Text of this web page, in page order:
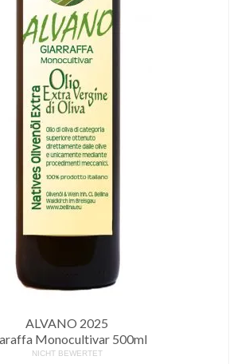
ALVANO 2025
Monocultivar 500ml
NICHT BEWERTET